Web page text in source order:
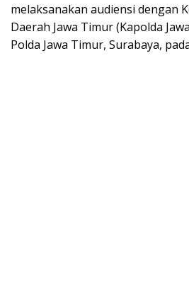
melaksanakan audiensi dengan
Daerah Jawa Timur (Kapolda
Polda Jawa Timur, Surabaya,